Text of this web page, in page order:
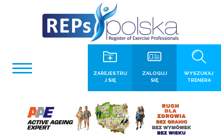
WYSZUKAJ
TRENERA
ZALOGUJ
SIĘ
ZAREJESTRU
J SIĘ